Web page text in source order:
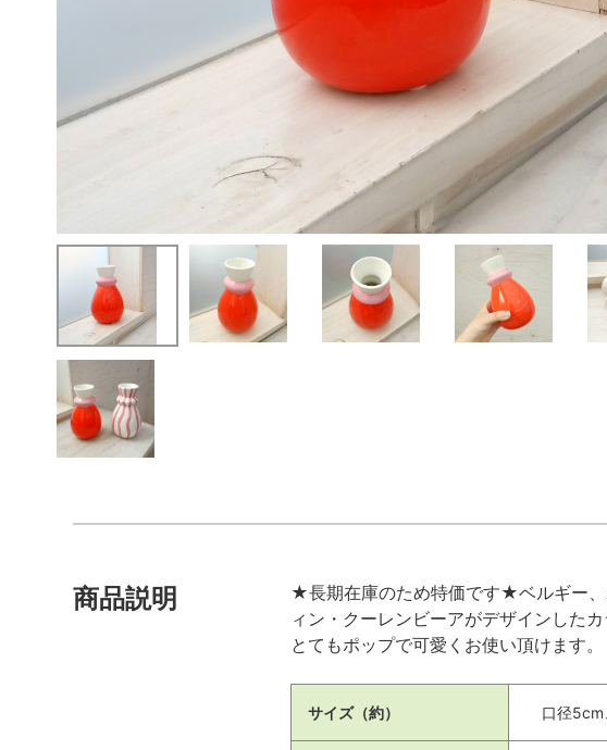
商品説明
★長期在庫のため特価です★ベルギー、
ィン・クーレンビーアがデザインした
とてもポップで可愛くお使い頂けます。
サイズ（約） 口径